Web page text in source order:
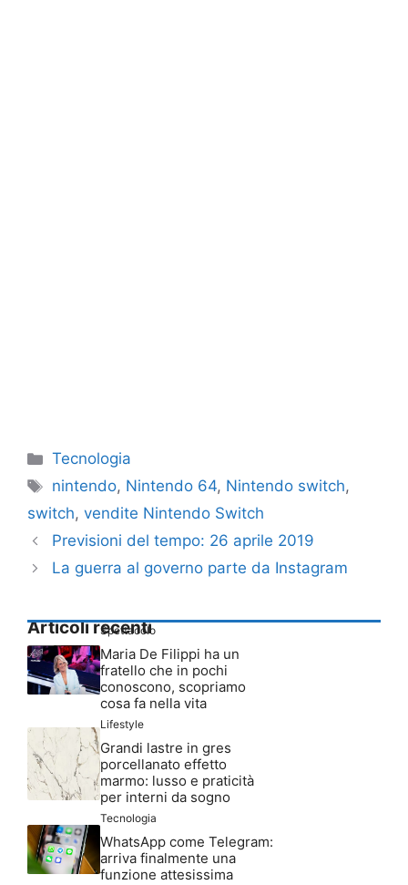
Categorie
Tecnologia
Tag
nintendo, Nintendo 64, Nintendo switch,
switch, vendite Nintendo Switch
Previsioni del tempo: 26 aprile 2019
La guerra al governo parte da Instagram
Articoli recenti
Spettacolo
Maria De Filippi ha un
fratello che in pochi
conoscono, scopriamo
cosa fa nella vita
Lifestyle
Grandi lastre in gres
porcellanato effetto
marmo: lusso e praticità
per interni da sogno
Tecnologia
WhatsApp come Telegram:
arriva finalmente una
funzione attesissima